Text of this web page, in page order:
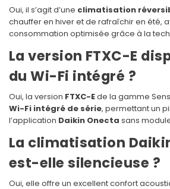
Oui, il s’agit d’une climatisation
chauffer en hiver et de rafraîchir en été,
consommation optimisée grâce à la
La version FTXC-E
du Wi-Fi intégré ?
Oui, la version FTXC-Ede la gamme
Wi-Fi intégré de série, permettant un
l’application Daikin Onecta sans
La climatisation
est-elle silencieuse ?
Oui, elle offre un excellent confort